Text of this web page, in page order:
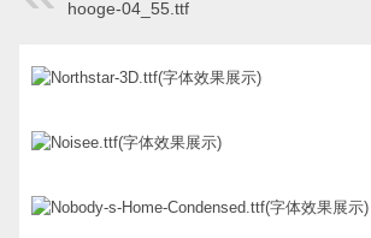
hooge-04_55.ttf